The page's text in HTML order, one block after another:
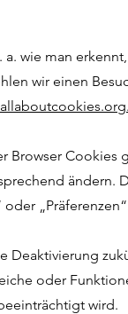
wie man
wir einen
Browser
ändern.
Deaktivierung
oder
wird.